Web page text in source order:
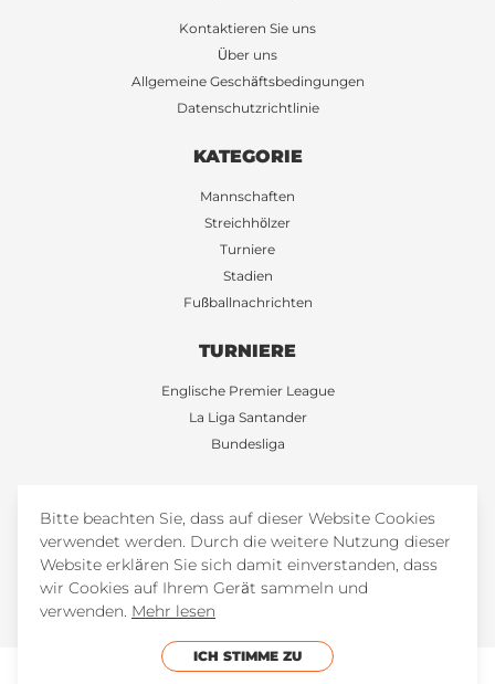
Kontaktieren Sie uns
Über uns
Allgemeine Geschäftsbedingungen
Datenschutzrichtlinie
KATEGORIE
Mannschaften
Streichhölzer
Turniere
Stadien
Fußballnachrichten
TURNIERE
Englische Premier League
La Liga Santander
Bundesliga
FootballTicketsStore
FootballTicketsStore
Bitte beachten Sie, dass auf dieser Website Cookies
verwendet werden. Durch die weitere Nutzung dieser
Website erklären Sie sich damit einverstanden, dass
wir Cookies auf Ihrem Gerät sammeln und
verwenden. Mehr lesen
ICH STIMME ZU